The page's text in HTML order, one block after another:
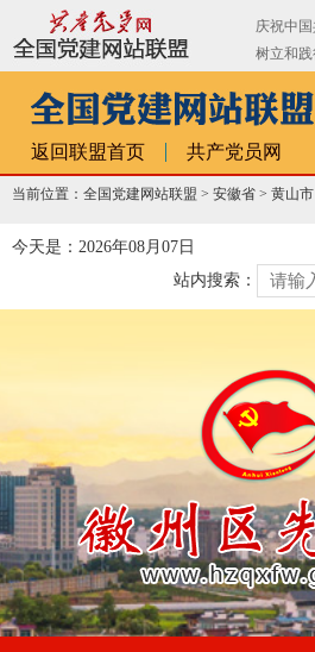
返回联盟首页 共产党员网
当前位置：全国党建网站联盟 > 安徽省 > 黄山市
今天是：2026年08月07日
站内搜索：